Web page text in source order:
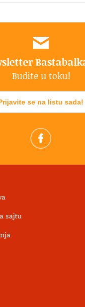
Budite u toku!
se na listu sada!
sajtu